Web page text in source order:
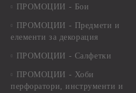
ПРОМОЦИИ - Бои
ПРОМОЦИИ - Предмети и
елементи за декорация
ПРОМОЦИИ - Салфетки
ПРОМОЦИИ - Хоби
перфоратори, инструменти и